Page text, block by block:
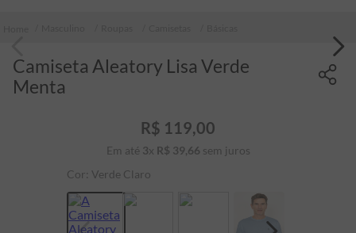
Camiseta Aleatory Lisa Verde
Menta
R$ 119,00
Em até 3x R$ 39,66 sem juros
Cor: Verde Claro
2º
camiseta listrada
4º
camiseta
5º
pima
7º